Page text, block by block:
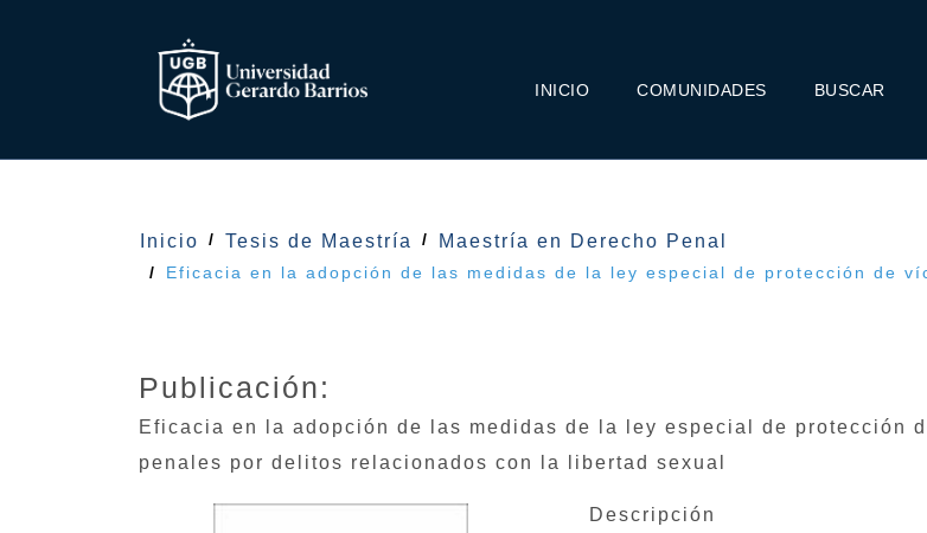
INICIO COMUNIDADES BUSCAR
Inicio Tesis de Maestría Maestría en Derecho Penal
Eficacia en la adopción de las medidas de la ley especial de protección de
Publicación:
Eficacia en la adopción de las medidas de la ley especial de protección
penales por delitos relacionados con la libertad sexual
Descripción